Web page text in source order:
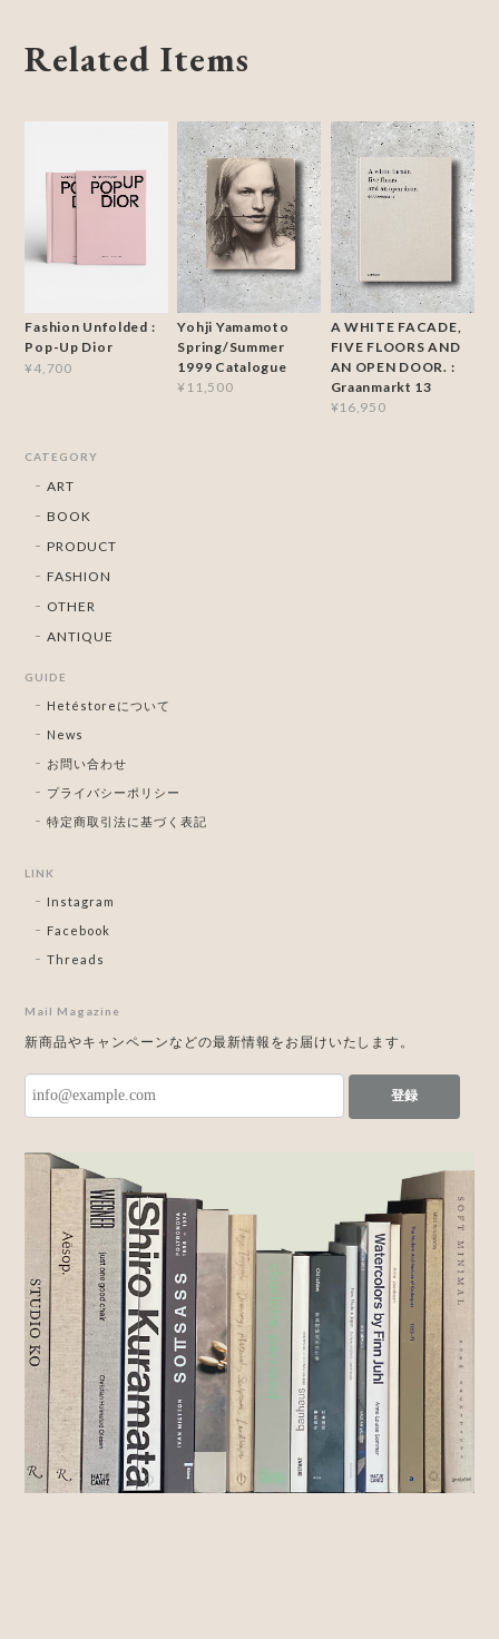
Related Items
Fashion Unfolded :
Pop-Up Dior
¥4,700
Yohji Yamamoto
Spring/Summer
1999 Catalogue
¥11,500
A WHITE FACADE,
FIVE FLOORS AND
AN OPEN DOOR. :
Graanmarkt 13
¥16,950
CATEGORY
ART
BOOK
PRODUCT
FASHION
OTHER
ANTIQUE
GUIDE
Hetéstoreについて
News
お問い合わせ
プライバシーポリシー
特定商取引法に基づく表記
LINK
Instagram
Facebook
Threads
Mail Magazine
新商品やキャンペーンなどの最新情報をお届けいたします。
登録